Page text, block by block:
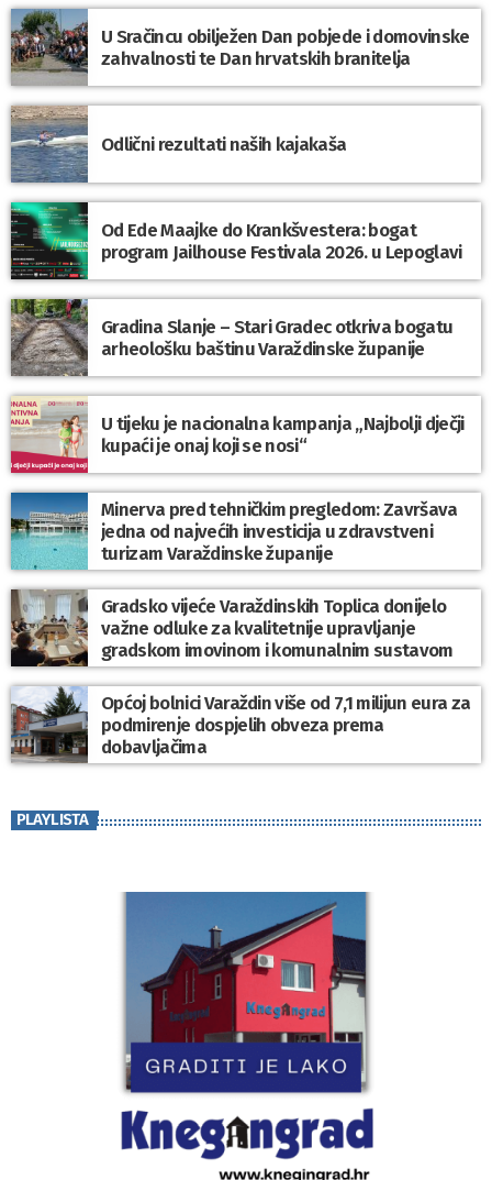
U Sračincu obilježen Dan pobjede i domovinske
zahvalnosti te Dan hrvatskih branitelja
Odlični rezultati naših kajakaša
Od Ede Maajke do Krankšvestera: bogat
program Jailhouse Festivala 2026. u Lepoglavi
Gradina Slanje – Stari Gradec otkriva bogatu
arheološku baštinu Varaždinske županije
U tijeku je nacionalna kampanja „Najbolji dječji
kupaći je onaj koji se nosi“
Minerva pred tehničkim pregledom: Završava
jedna od najvećih investicija u zdravstveni
turizam Varaždinske županije
Gradsko vijeće Varaždinskih Toplica donijelo
važne odluke za kvalitetnije upravljanje
gradskom imovinom i komunalnim sustavom
Općoj bolnici Varaždin više od 7,1 milijun eura za
podmirenje dospjelih obveza prema
dobavljačima
PLAYLISTA